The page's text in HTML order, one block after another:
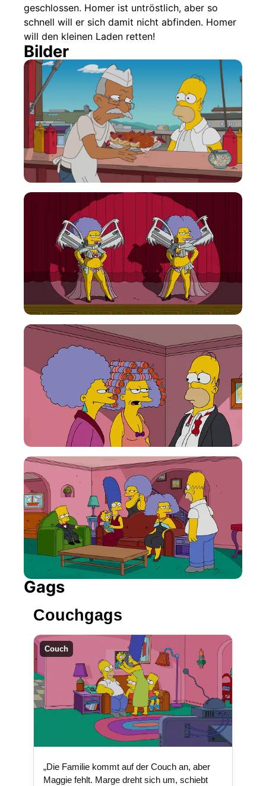
geschlossen. Homer ist untröstlich, aber so
schnell will er sich damit nicht abfinden. Homer
will den kleinen Laden retten!
Bilder
Gags
Couchgags
Couch
„Die Familie kommt auf der Couch an, aber
Maggie fehlt. Marge dreht sich um, schiebt